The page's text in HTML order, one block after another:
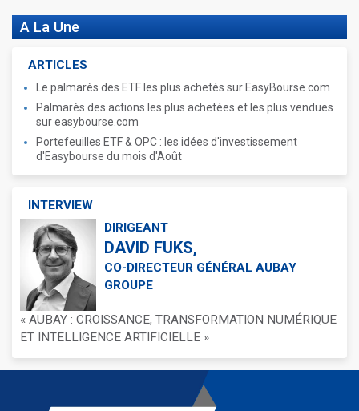
A La Une
ARTICLES
Le palmarès des ETF les plus achetés sur EasyBourse.com
Palmarès des actions les plus achetées et les plus vendues
sur easybourse.com
Portefeuilles ETF & OPC : les idées d'investissement
d'Easybourse du mois d'Août
INTERVIEW
DIRIGEANT
DAVID FUKS,
CO-DIRECTEUR GÉNÉRAL AUBAY
GROUPE
« AUBAY : CROISSANCE, TRANSFORMATION NUMÉRIQUE
ET INTELLIGENCE ARTIFICIELLE »